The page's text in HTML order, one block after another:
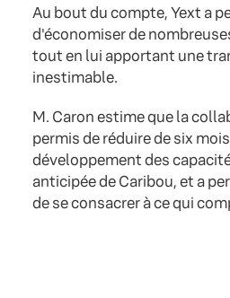
Au bout du compte, Yext a
d'économiser de
tout en lui apportant une
inestimable.
M. Caron estime que la
permis de réduire de six
développement des
anticipée de Caribou, et a
de se consacrer à ce qui